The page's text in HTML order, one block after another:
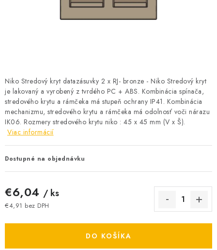
OBCHOD
SVIETIDLÁ A SVETELNÉ ZDROJE
ÚLOŽNÝ MATERIÁL
ZÁSUVKY A VYPÍNAČE
Niko Stredový kryt datazásuvky 2 x RJ- bronze - Niko Stredový kryt
je lakovaný a vyrobený z tvrdého PC + ABS. Kombinácia spínača,
stredového krytu a rámčeka má stupeň ochrany IP41. Kombinácia
mechanizmu, stredového krytu a rámčeka má odolnosť voči nárazu
IK06. Rozmery stredového krytu niko : 45 x 45 mm (V x Š).
Viac informácií
Dostupné na objednávku
€6,04 / ks
€4,91 bez DPH
DO KOŠÍKA